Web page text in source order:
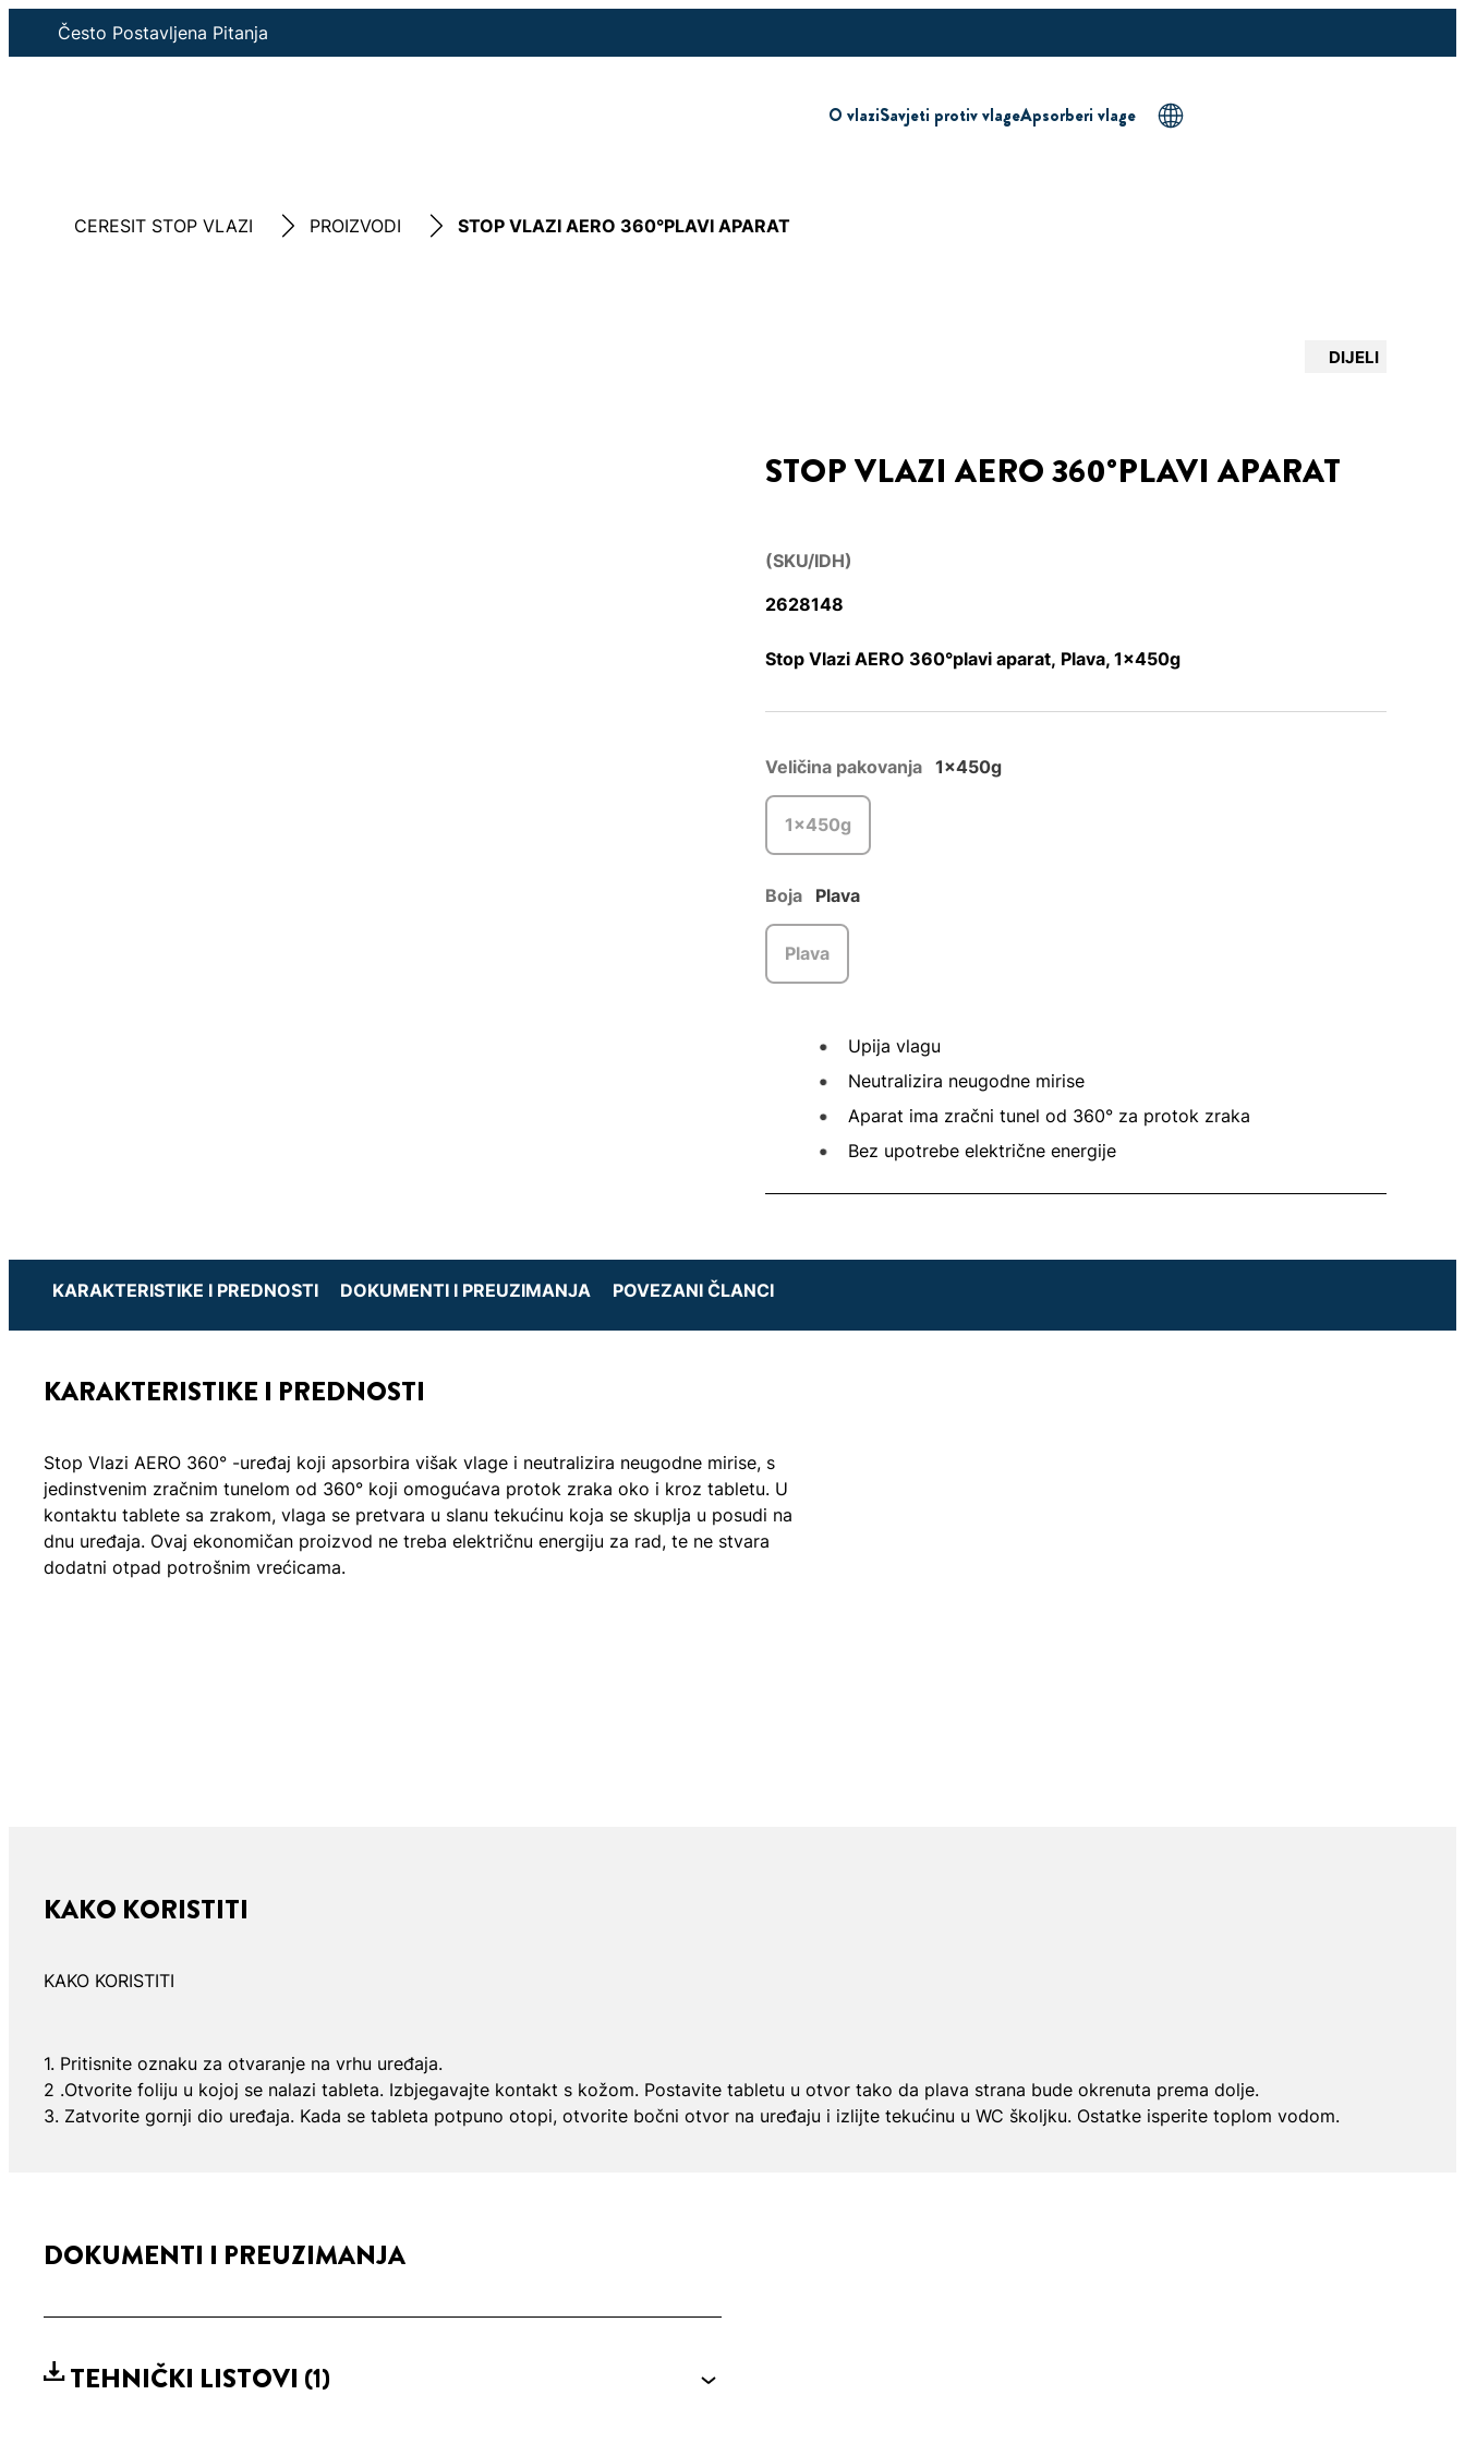
Često Postavljena Pitanja
O vlaziSavjeti protiv vlageApsorberi vlage
CERESIT STOP VLAZI PROIZVODI STOP VLAZI AERO 360°PLAVI APARAT
DIJELI
STOP VLAZI AERO 360°PLAVI APARAT
(SKU/IDH)
2628148
Stop Vlazi AERO 360°plavi aparat, Plava, 1x450g
Veličina pakovanja 1x450g
1x450g
Boja Plava
Plava
Upija vlagu
Neutralizira neugodne mirise
Aparat ima zračni tunel od 360° za protok zraka
Bez upotrebe električne energije
KARAKTERISTIKE I PREDNOSTI DOKUMENTI I PREUZIMANJA POVEZANI ČLANCI
KARAKTERISTIKE I PREDNOSTI
Stop Vlazi AERO 360° -uređaj koji apsorbira višak vlage i neutralizira neugodne mirise, s
jedinstvenim zračnim tunelom od 360° koji omogućava protok zraka oko i kroz tabletu. U
kontaktu tablete sa zrakom, vlaga se pretvara u slanu tekućinu koja se skuplja u posudi na
dnu uređaja. Ovaj ekonomičan proizvod ne treba električnu energiju za rad, te ne stvara
dodatni otpad potrošnim vrećicama.
KAKO KORISTITI
KAKO KORISTITI
1. Pritisnite oznaku za otvaranje na vrhu uređaja.
2 .Otvorite foliju u kojoj se nalazi tableta. Izbjegavajte kontakt s kožom. Postavite tabletu u otvor tako da plava strana bude okrenuta prema dolje.
3. Zatvorite gornji dio uređaja. Kada se tableta potpuno otopi, otvorite bočni otvor na uređaju i izlijte tekućinu u WC školjku. Ostatke isperite toplom vodom.
DOKUMENTI I PREUZIMANJA
TEHNIČKI LISTOVI (1)